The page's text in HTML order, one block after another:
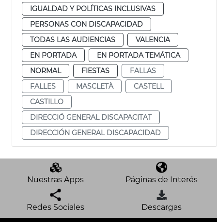
IGUALDAD Y POLÍTICAS INCLUSIVAS
PERSONAS CON DISCAPACIDAD
TODAS LAS AUDIENCIAS
VALENCIA
EN PORTADA
EN PORTADA TEMÁTICA
NORMAL
FIESTAS
FALLAS
FALLES
MASCLETÀ
CASTELL
CASTILLO
DIRECCIÓ GENERAL DISCAPACITAT
DIRECCIÓN GENERAL DISCAPACIDAD
Nuestras Apps Páginas de Interés
Redes Sociales Descargas